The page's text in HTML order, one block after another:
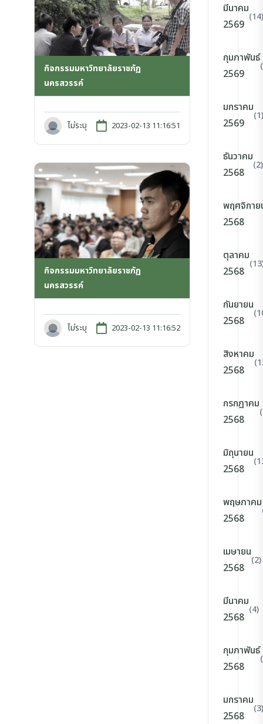
กิจกรรมมหาวิทยาลัยราชภัฏ
นครสวรรค์
ไม่ระบุ 2023-02-13 11:16:51
กิจกรรมมหาวิทยาลัยราชภัฏ
นครสวรรค์
ไม่ระบุ 2023-02-13 11:16:52
มีนาคม
2569
(14)
กุมภาพันธ์
2569
มกราคม
2569
(1)
ธันวาคม
2568
(2)
พฤศจิกาย
2568
ตุลาคม
2568
กันยายน
2568
สิงหาคม
2568
กรกฎาคม
2568
มิถุนายน
2568
พฤษภาคม
2568
เมษายน
2568
(2)
มีนาคม
2568
(4)
กุมภาพันธ์
2568
มกราคม
2568
(3)